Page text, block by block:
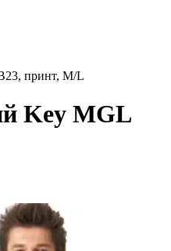
принт, M/L
Key MGL